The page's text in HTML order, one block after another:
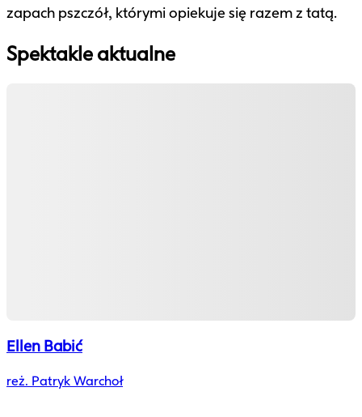
zapach pszczół, którymi opiekuje się razem z tatą.
Spektakle aktualne
Ellen Babić
reż. Patryk Warchoł